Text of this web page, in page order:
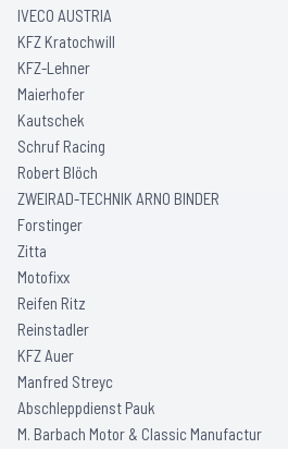
IVECO AUSTRIA
KFZ Kratochwill
KFZ-Lehner
Maierhofer
Kautschek
Schruf Racing
Robert Blöch
ZWEIRAD-TECHNIK ARNO BINDER
Forstinger
Zitta
Motofixx
Reifen Ritz
Reinstadler
KFZ Auer
Manfred Streyc
Abschleppdienst Pauk
M. Barbach Motor & Classic Manufactur